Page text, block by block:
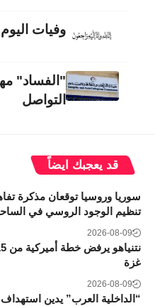
وفيات اليوم
"الفساد"
التواصل
قد يعجبك ايضاً
سوريا وروسيا توقعان مذكرة
تنظيم الوجود الروسي في
2026-08-09
غزة
2026-08-09
“الداخلية العرب” يدين استهداف